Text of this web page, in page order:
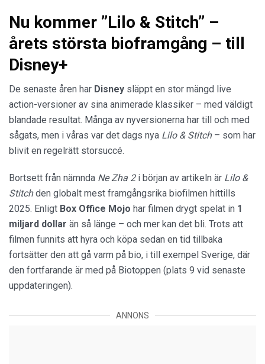
Nu kommer ”Lilo & Stitch” –
årets största bioframgång – till
Disney+
De senaste åren har Disney släppt en stor mängd live
action-versioner av sina animerade klassiker – med väldigt
blandade resultat. Många av nyversionerna har till och med
sågats, men i våras var det dags nya Lilo & Stitch – som har
blivit en regelrätt storsuccé.
Bortsett från nämnda Ne Zha 2i början av artikeln är Lilo &
Stitchden globalt mest framgångsrika biofilmen hittills
2025. Enligt Box Office Mojo har filmen drygt spelat in 1
miljard dollar än så länge – och mer kan det bli. Trots att
filmen funnits att hyra och köpa sedan en tid tillbaka
fortsätter den att gå varm på bio, i till exempel Sverige, där
den fortfarande är med på Biotoppen (plats 9 vid senaste
uppdateringen).
ANNONS